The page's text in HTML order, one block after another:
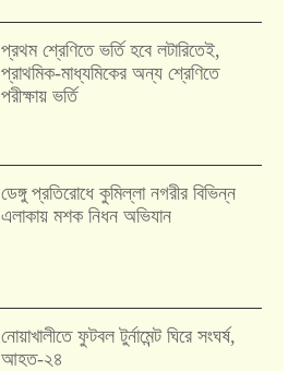
প্রথম শ্রেণিতে ভর্তি হবে লটারিতেই,
প্রাথমিক-মাধ্যমিকের অন্য শ্রেণিতে
পরীক্ষায় ভর্তি
ডেঙ্গু প্রতিরোধে কুমিল্লা নগরীর বিভিন্ন
এলাকায় মশক নিধন অভিযান
নোয়াখালীতে ফুটবল টুর্নামেন্ট ঘিরে সংঘর্ষ,
আহত-২৪